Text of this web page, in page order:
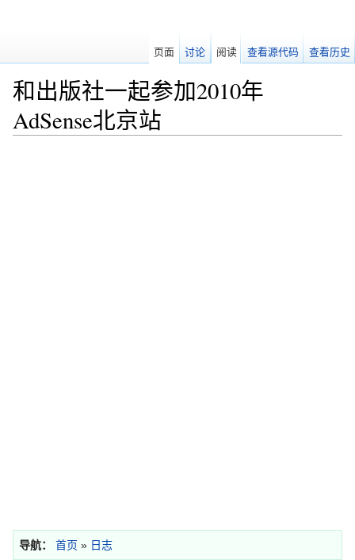
和出版社一起参加2010年
AdSense北京站
导航： 首页 » 日志
页面 讨论 阅读 查看源代码 查看历史